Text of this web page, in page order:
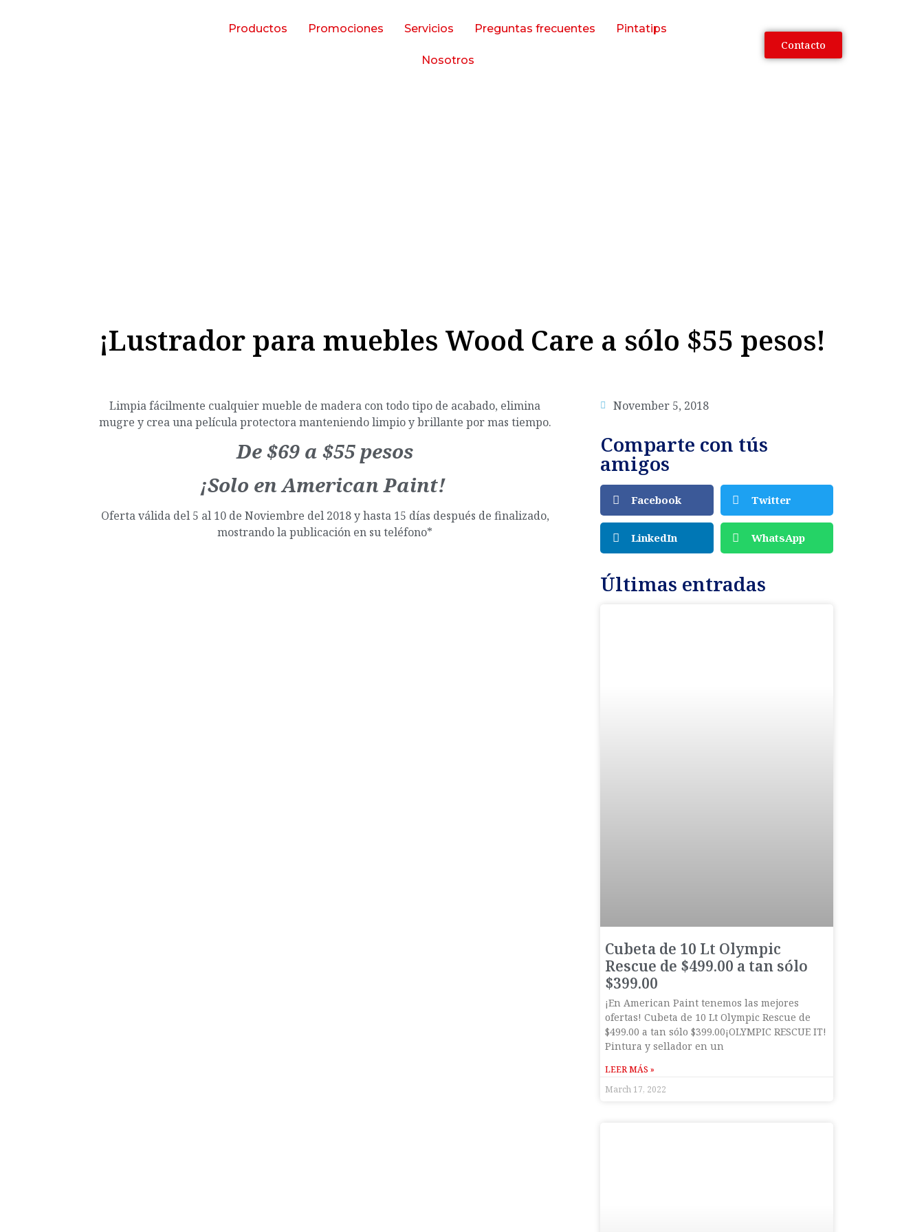
Productos Promociones Servicios Preguntas frecuentes Pintatips
Nosotros
Contacto
¡Lustrador para muebles Wood Care a sólo $55 pesos!
Limpia fácilmente cualquier mueble de madera con todo tipo de acabado, elimina
mugre y crea una película protectora manteniendo limpio y brillante por mas tiempo.
De $69 a $55 pesos
¡Solo en American Paint!
Oferta válida del 5 al 10 de Noviembre del 2018 y hasta 15 días después de finalizado,
mostrandolapublicación en su teléfono*
November 5, 2018
Comparte con tús
amigos
Facebook Twitter
LinkedIn WhatsApp
Últimas entradas
Cubeta de 10 Lt Olympic
Rescue de $499.00 a tan sólo
$399.00
¡En American Paint tenemos las mejores
ofertas! Cubeta de 10 Lt Olympic Rescue de
$499.00 a tan sólo $399.00¡OLYMPIC RESCUE IT!
Pintura y sellador en un
LEER MÁS »
March 17, 2022